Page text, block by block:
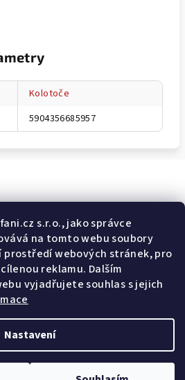
s.r.o., jako správce
na tomto webu soubory
prostředí webových stránek, pro
reklamu. Dalším
vyjadřujete souhlas s jejich
Nastavení
Kolotoče
5904356685957
obchodními podmínkami a
a ochrany osobních údajů .
cookies